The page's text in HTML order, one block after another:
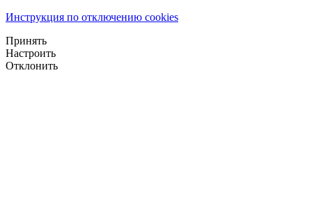
Инструкция по отключению cookies
Принять
Настроить
Отклонить